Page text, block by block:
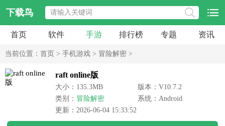
下载鸟
首页 软件 手游 排行榜 专题 资讯
当前位置： 首页 > 手机游戏 > 冒险解密 >
raft online版
大小：135.3MB
版本：V10.7.2
类别： 冒险解密
系统：Android
更新：2026-06-04 15:33:52